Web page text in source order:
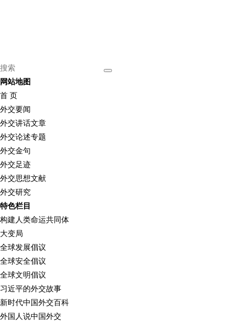
网站地图
首 页
外交要闻
外交讲话文章
外交论述专题
外交金句
外交足迹
外交思想文献
外交研究
特色栏目
构建人类命运共同体
大变局
全球发展倡议
全球安全倡议
全球文明倡议
习近平的外交故事
新时代中国外交百科
外国人说中国外交